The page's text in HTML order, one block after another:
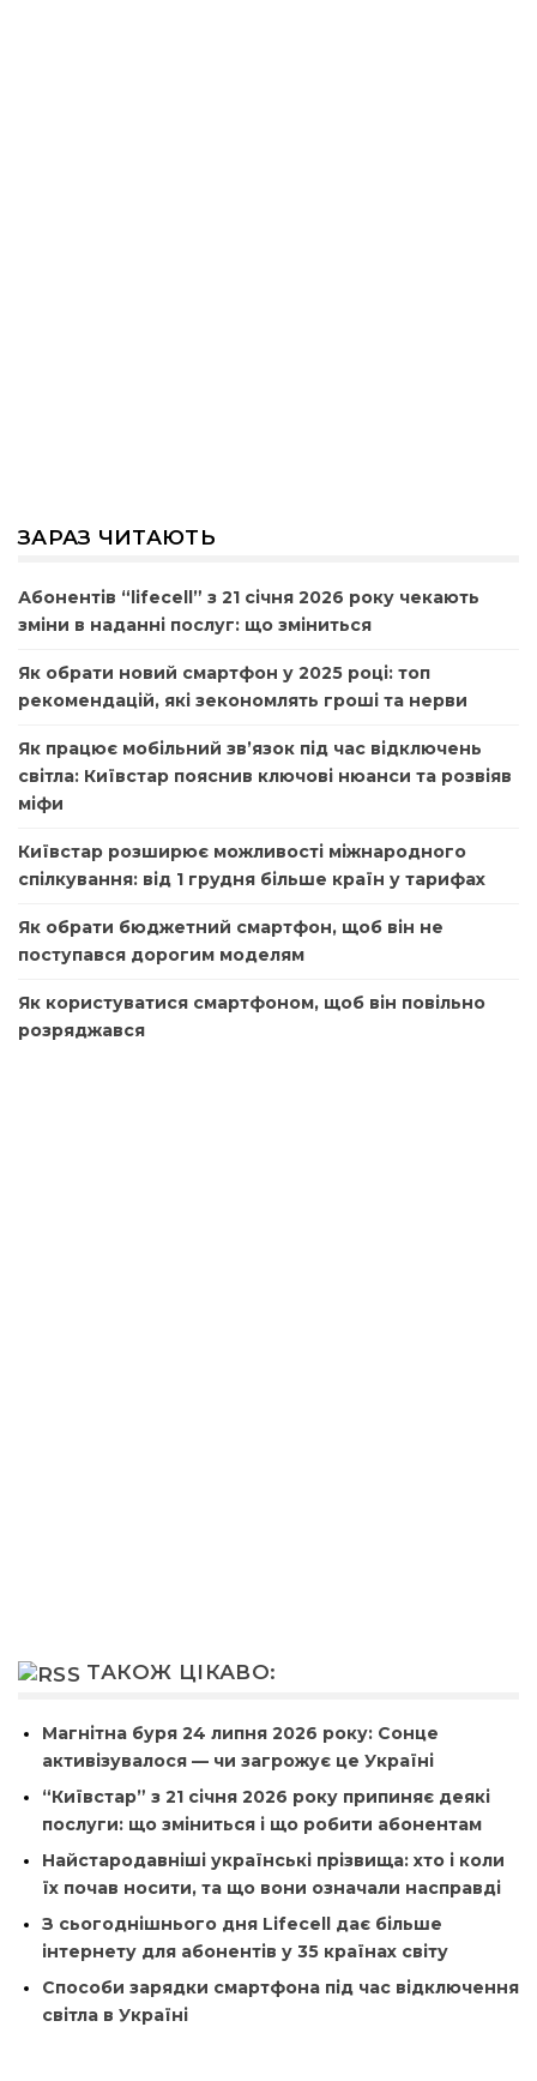
ЗАРАЗ ЧИТАЮТЬ
Абонентів “lifecell” з 21 січня 2026 року чекають
зміни в наданні послуг: що зміниться
Як обрати новий смартфон у 2025 році: топ
рекомендацій, які зекономлять гроші та нерви
Як працює мобільний зв’язок під час відключень
світла: Київстар пояснив ключові нюанси та розвіяв
міфи
Київстар розширює можливості міжнародного
спілкування: від 1 грудня більше країн у тарифах
Як обрати бюджетний смартфон, щоб він не
поступався дорогим моделям
Як користуватися смартфоном, щоб він повільно
розряджався
ТАКОЖ ЦІКАВО:
Магнітна буря 24 липня 2026 року: Сонце
активізувалося — чи загрожує це Україні
“Київстар” з 21 січня 2026 року припиняє деякі
послуги: що зміниться і що робити абонентам
Найстародавніші українські прізвища: хто і коли
їх почав носити, та що вони означали насправді
З сьогоднішнього дня Lifecell дає більше
інтернету для абонентів у 35 країнах світу
Способи зарядки смартфона під час відключення
світла в Україні